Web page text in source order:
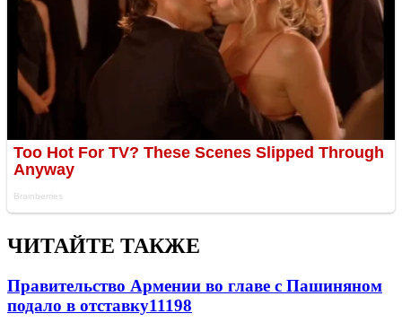
ЧИТАЙТЕ ТАКЖЕ
Правительство Армении во главе с Пашиняном
подало в отставку11198